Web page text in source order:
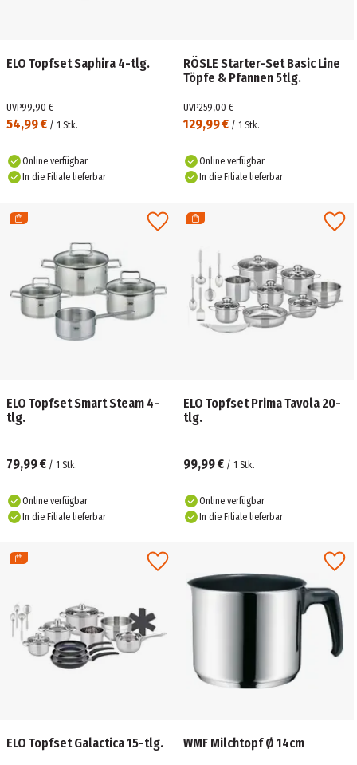
ELO Topfset Saphira 4-tlg.
54,99 € / 1 Stk.
UVP99,90 €
Online verfügbar
In die Filiale lieferbar
RÖSLE Starter-Set Basic Line
Töpfe & Pfannen 5tlg.
129,99 € / 1 Stk.
UVP259,00 €
Online verfügbar
In die Filiale lieferbar
ELO Topfset Smart Steam 4-
tlg.
79,99 € / 1 Stk.
Online verfügbar
In die Filiale lieferbar
ELO Topfset Prima Tavola 20-
tlg.
99,99 € / 1 Stk.
Online verfügbar
In die Filiale lieferbar
ELO Topfset Galactica 15-tlg. WMF Milchtopf Ø 14cm